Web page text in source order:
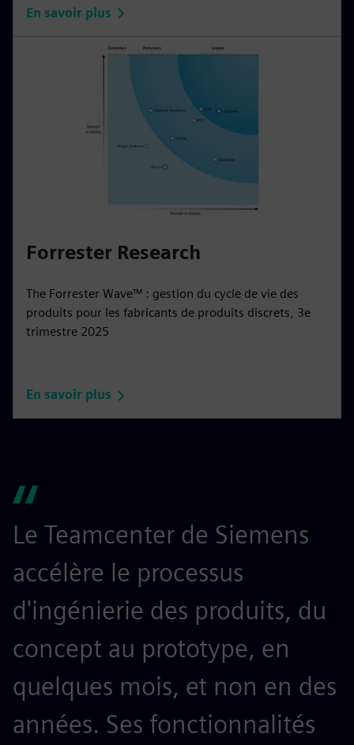
En savoir plus
Forrester Research
The Forrester Wave™ : gestion du cycle de vie des
produits pour les fabricants de produits discrets, 3e
trimestre 2025
En savoir plus
Le Teamcenter de Siemens
accélère le processus
d'ingénierie des produits, du
concept au prototype, en
quelques mois, et non en des
années. Ses fonctionnalités